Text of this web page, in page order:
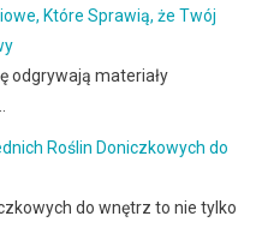
Które Sprawią, że Twój
odgrywają materiały
Roślin Doniczkowych do
do wnętrz to nie tylko